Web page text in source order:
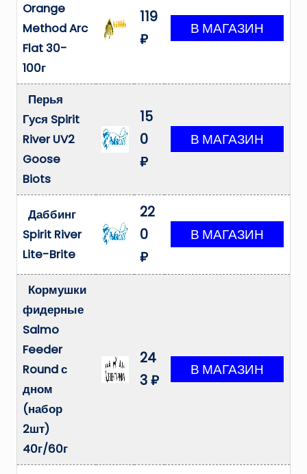
Orange
Method Arc
Flat 30-
100г
119
₽
Перья
Гуся Spirit
River UV2
Goose
Biots
15
0
₽
Даббинг
Spirit River
Lite-Brite
22
0
₽
Кормушки
фидерные
Salmo
Feeder
Round с
дном
(набор
2шт)
40г/60г
24
3 ₽